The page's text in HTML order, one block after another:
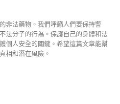
非法藥物。我們呼籲人們要保持警
法分子的行為。保護自己的身體和法
個人安全的關鍵。希望這篇文章能幫
相和潛在風險。